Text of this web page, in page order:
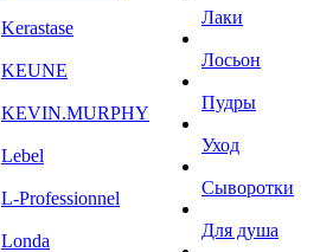
Kerastase
KEUNE
KEVIN.MURPHY
Lebel
L-Professionnel
Londa
Лаки
Лосьон
Пудры
Уход
Сыворотки
Для душа